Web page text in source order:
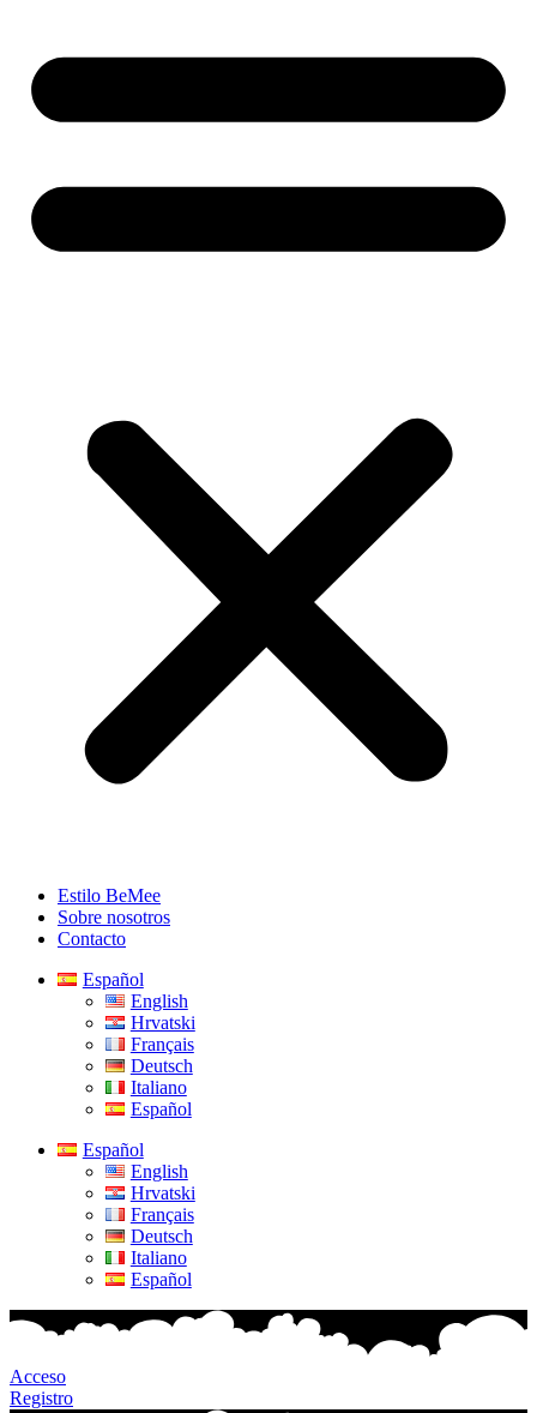
Estilo BeMee
Sobre nosotros
Contacto
Español
English
Hrvatski
Français
Deutsch
Italiano
Español
Español
English
Hrvatski
Français
Deutsch
Italiano
Español
Acceso
Registro